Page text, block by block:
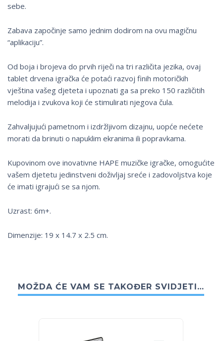
sebe.
Zabava započinje samo jednim dodirom na ovu magičnu
“aplikaciju”.
Od boja i brojeva do prvih riječi na tri različita jezika, ovaj
tablet drvena igračka će potaći razvoj finih motoričkih
vještina vašeg djeteta i upoznati ga sa preko 150 različitih
melodija i zvukova koji će stimulirati njegova čula.
Zahvaljujući pametnom i izdržljivom dizajnu, uopće nećete
morati da brinuti o napuklim ekranima ili popravkama.
Kupovinom ove inovativne HAPE muzičke igračke, omogućite
vašem djetetu jedinstveni doživljaj sreće i zadovoljstva koje
će imati igrajući se sa njom.
Uzrast: 6m+.
Dimenzije: 19 x 14.7 x 2.5 cm.
MOŽDA ĆE VAM SE TAKOĐER SVIDJETI…